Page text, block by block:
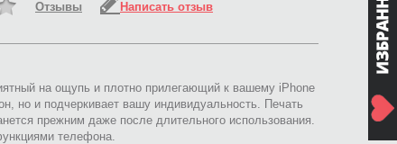
Отзывы Написать отзыв
на ощупь и плотно прилегающий к вашему iPhone
но и подчеркивает вашу индивидуальность. Печать
прежним даже после длительного использования.
телефона.